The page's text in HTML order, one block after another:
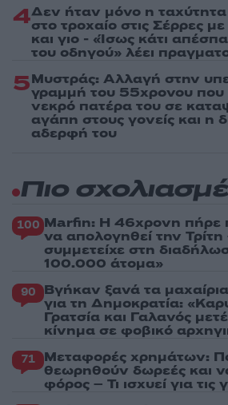
4Δεν ήταν μόνο η
στο τροχαίο στις Σέρρες
και γιο - «Ίσως κάτι
του οδηγού» λέει
5Μυστράς: Αλλαγή στην
γραμμή του 55χρονου που
νεκρό πατέρα του σε
αγάπη στους γονείς και η
αδερφή του
Πιο
100 Marfin: Η 46χρονη πήρε
να απολογηθεί την
συμμετείχε στη
100.000 άτομα»
90 Βγήκαν ξανά τα
για τη Δημοκρατία:
Γρατσία και Γαλανός
κίνημα σε φοβικό
71 Μεταφορές χρημάτων:
θεωρηθούν δωρεές και
φόρος – Τι ισχυεί για τις